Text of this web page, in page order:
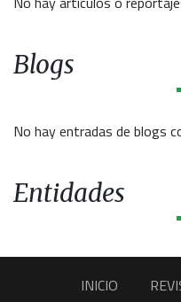
Blogs
No hay entradas de blogs
Entidades
INICIO